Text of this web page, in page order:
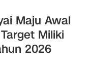
Maju Awal
Miliki
2026